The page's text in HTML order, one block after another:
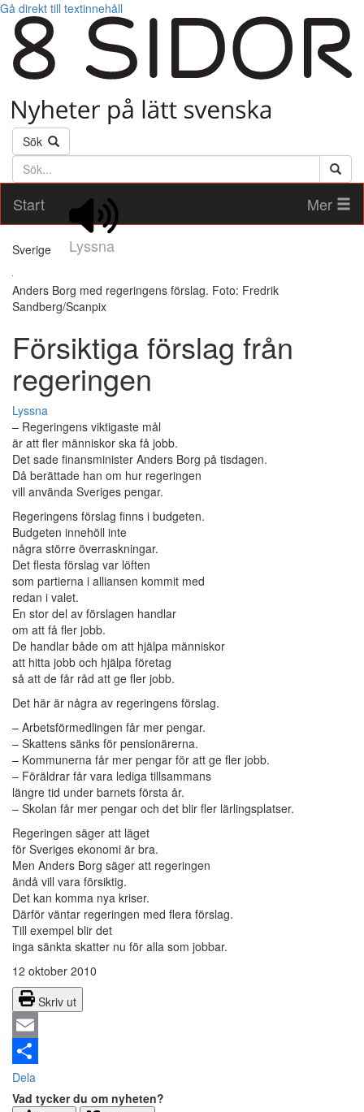
Gå direkt till textinnehåll
Sök
Söktext
Start
Lyssna
Mer
Sverige
Anders Borg med regeringens förslag. Foto: Fredrik
Sandberg/Scanpix
Försiktiga förslag från
regeringen
Lyssna
– Regeringens viktigaste mål
är att fler människor ska få jobb.
Det sade finansminister Anders Borg på tisdagen.
Då berättade han om hur regeringen
vill använda Sveriges pengar.
Regeringens förslag finns i budgeten.
Budgeten innehöll inte
några större överraskningar.
Det flesta förslag var löften
som partierna i alliansen kommit med
redan i valet.
En stor del av förslagen handlar
om att få fler jobb.
De handlar både om att hjälpa människor
att hitta jobb och hjälpa företag
så att de får råd att ge fler jobb.
Det här är några av regeringens förslag.
– Arbetsförmedlingen får mer pengar.
– Skattens sänks för pensionärerna.
– Kommunerna får mer pengar för att ge fler jobb.
– Föräldrar får vara lediga tillsammans
längre tid under barnets första år.
– Skolan får mer pengar och det blir fler lärlingsplatser.
Regeringen säger att läget
för Sveriges ekonomi är bra.
Men Anders Borg säger att regeringen
ändå vill vara försiktig.
Det kan komma nya kriser.
Därför väntar regeringen med flera förslag.
Till exempel blir det
inga sänkta skatter nu för alla som jobbar.
12 oktober 2010
Skriv ut
Email
Dela
Vad tycker du om nyheten?